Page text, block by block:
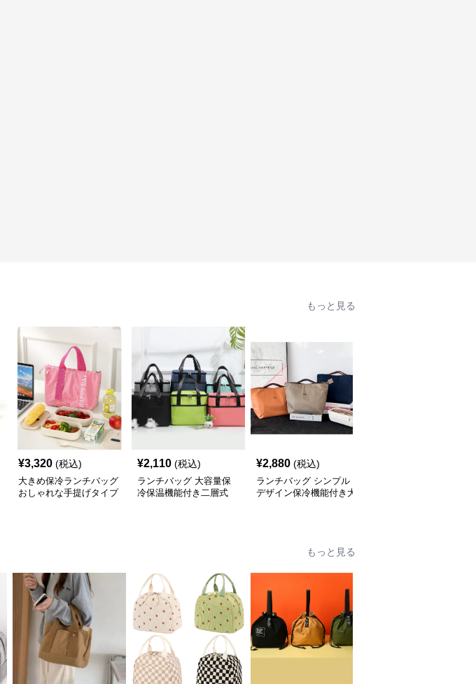
もっと見る
¥3,320 (税込)
大きめ保冷ランチバッグ
おしゃれな手提げタイプ
¥2,110 (税込)
ランチバッグ 大容量保
冷保温機能付き二層式
¥2,880 (税込)
ランチバッグ シンプル
デザイン保冷機能付き大
もっと見る